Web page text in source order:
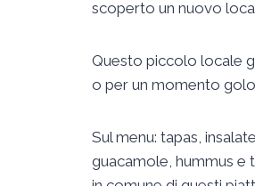
scoperto un nuovo
Questo piccolo locale
o per un momento
Sul menu: tapas,
guacamole, hummus e